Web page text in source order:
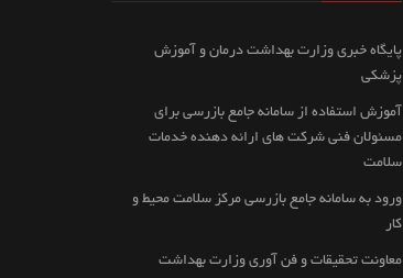
پایگاه خبری وزارت بهداشت درمان و آموزش
پزشکی
آموزش استفاده از سامانه جامع بازرسی برای
مسئولان فنی شرکت های ارائه دهنده خدمات
سلامت
ورود به سامانه جامع بازرسی مرکز سلامت محیط و
کار
معاونت تحقیقات و فن آوری وزارت بهداشت